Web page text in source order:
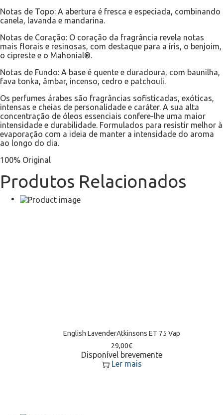
Notas de Topo: A abertura é fresca e especiada, combinando
canela, lavanda e mandarina.
Notas de Coração: O coração da fragrância revela notas
mais florais e resinosas, com destaque para a íris, o benjoim,
o cipreste e o Mahonial®.
Notas de Fundo: A base é quente e duradoura, com baunilha,
fava tonka, âmbar, incenso, cedro e patchouli.
Os perfumes árabes são fragrâncias sofisticadas, exóticas,
intensas e cheias de personalidade e caráter. A sua alta
concentração de óleos essenciais confere-lhe uma maior
intensidade e durabilidade. Formulados para resistir melhor à
evaporação com a ideia de manter a intensidade do aroma
ao longo do dia.
100% Original
Produtos Relacionados
English LavenderAtkinsons ET 75 Vap
29,00€
Disponível brevemente
Ler mais